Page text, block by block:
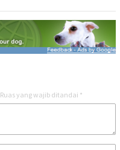
Ruas yang wajib ditandai *